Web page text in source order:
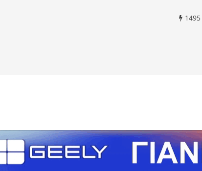
1495